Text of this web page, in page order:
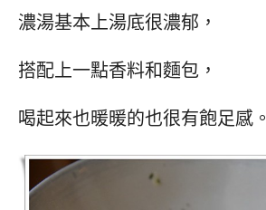
濃湯基本上湯底很濃郁，
搭配上一點香料和麵包，
喝起來也暖暖的也很有飽足感。